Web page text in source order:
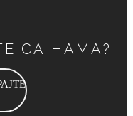
СА НАМА?